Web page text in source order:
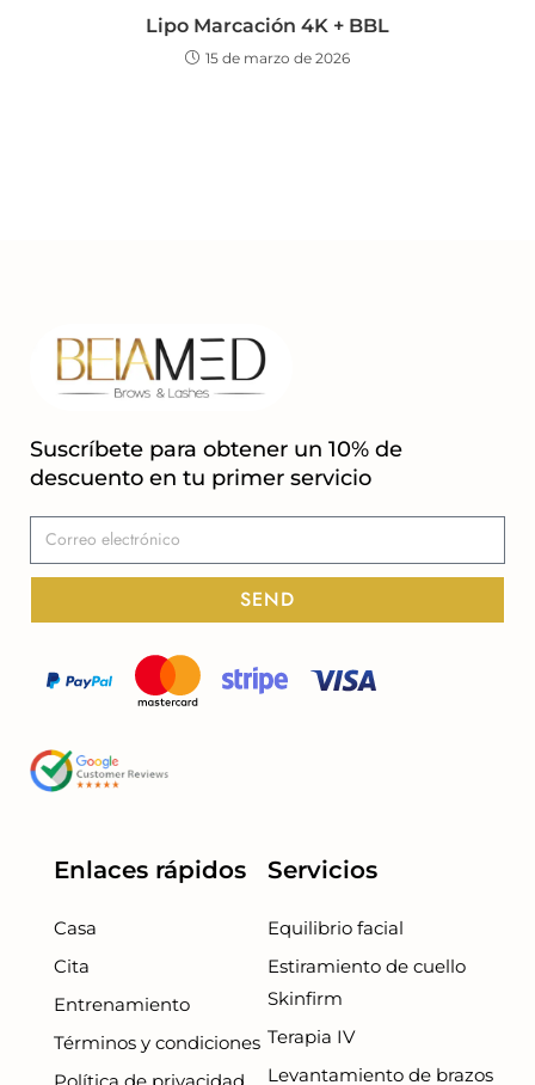
Lipo Marcación 4K + BBL
15 de marzo de 2026
Suscríbete para obtener un 10% de
descuento en tu primer servicio
SEND
Enlaces rápidos
Casa
Cita
Entrenamiento
Términos y condiciones
Servicios
Equilibrio facial
Estiramiento de cuello
Skinfirm
Terapia IV
Levantamiento de brazos